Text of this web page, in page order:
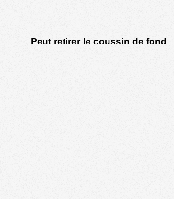
Peut retirer le coussin de fond